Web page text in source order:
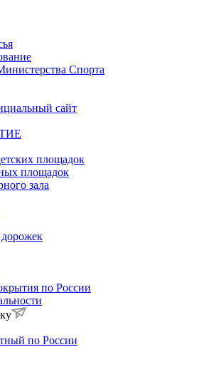
Спорта
сайт
площадок
площадок
зала
по России
по России